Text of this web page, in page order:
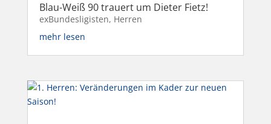
Blau-Weiß 90 trauert um Dieter Fietz!
exBundesligisten, Herren
mehr lesen